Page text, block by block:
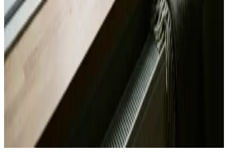
Professionel installation
Få tilbud nu
70 60 30 04